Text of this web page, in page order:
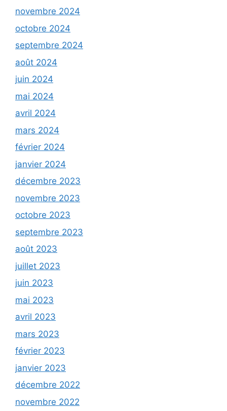
novembre 2024
octobre 2024
septembre 2024
août 2024
juin 2024
mai 2024
avril 2024
mars 2024
février 2024
janvier 2024
décembre 2023
novembre 2023
octobre 2023
septembre 2023
août 2023
juillet 2023
juin 2023
mai 2023
avril 2023
mars 2023
février 2023
janvier 2023
décembre 2022
novembre 2022